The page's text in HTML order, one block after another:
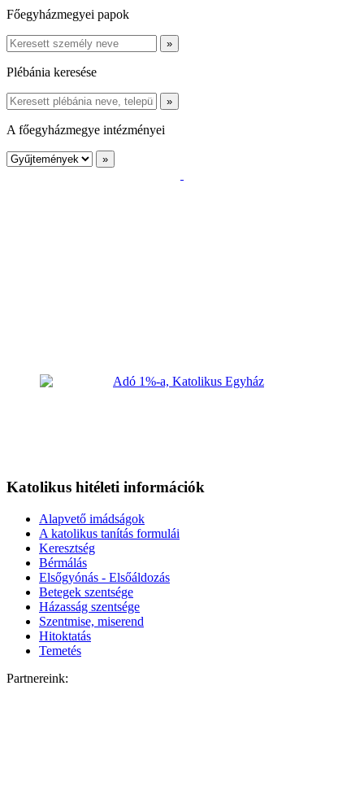
Főegyházmegyei papok
Plébánia keresése
A főegyházmegye intézményei
Katolikus hitéleti információk
Alapvető imádságok
A katolikus tanítás formulái
Keresztség
Bérmálás
Elsőgyónás - Elsőáldozás
Betegek szentsége
Házasság szentsége
Szentmise, miserend
Hitoktatás
Temetés
Partnereink: